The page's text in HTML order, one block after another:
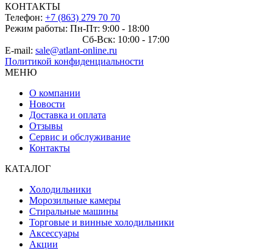
КОНТАКТЫ
Телефон: +7 (863) 279 70 70
Режим работы: Пн-Пт: 9:00 - 18:00
Сб-Вск: 10:00 - 17:00
E-mail: sale@atlant-online.ru
Политикой конфиденциальности
МЕНЮ
О компании
Новости
Доставка и оплата
Отзывы
Сервис и обслуживание
Контакты
КАТАЛОГ
Холодильники
Морозильные камеры
Стиральные машины
Торговые и винные холодильники
Аксессуары
Акции